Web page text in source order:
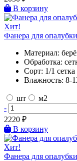
В корзину
Хит!
Фанера для
Материал:
Обработка:
Сорт: 1/1 сетка
Влажность: 8-
шт
м2
-
2220 ₽
В корзину
Хит!
Фанера для